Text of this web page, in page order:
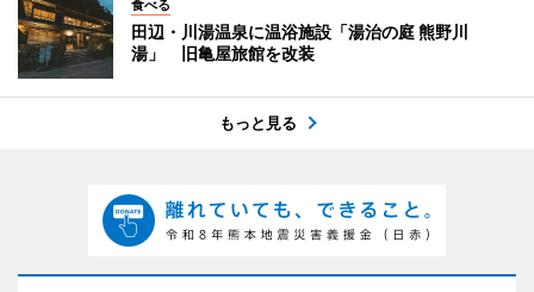
食べる
田辺・川湯温泉に温浴施設「湯治の庭 熊野川
湯」 旧亀屋旅館を改装
もっと見る